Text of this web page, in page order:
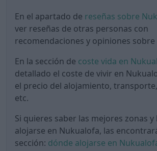
En el apartado de reseñas sobre
ver reseñas de otras personas con
recomendaciones y opiniones
En la sección de coste vida en
detallado el coste de vivir en
el precio del alojamiento,
etc.
Si quieres saber las mejores zonas
alojarse en Nukualofa, las
sección: dónde alojarse en